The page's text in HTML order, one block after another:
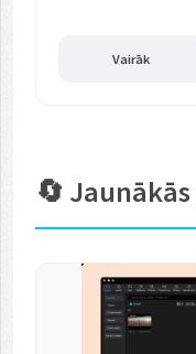
Vairāk
🔄